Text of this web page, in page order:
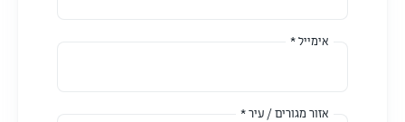
אימייל *
אזור מגורים / עיר *